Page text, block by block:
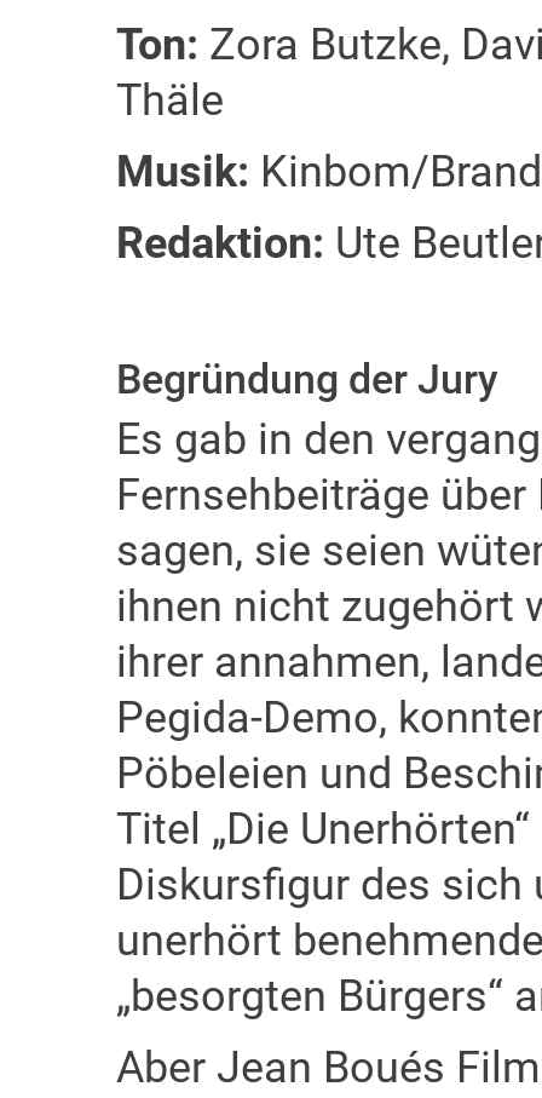
Ton: Zora Butzke,
Thäle
Musik: Kinbom/
Redaktion: Ute
Begründung der Jury
Es gab in den
Fernsehbeiträge
sagen, sie seien
ihnen nicht zugehört
ihrer annahmen,
Pegida-Demo,
Pöbeleien und
Titel „Die
Diskursfigur des
unerhört
„besorgten Bürgers“
Aber Jean Boués